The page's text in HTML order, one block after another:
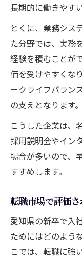
長期的に働きやす
とくに、業務シス
た分野では、実務
経験を積むことが
価を受けやすくな
ークライフバラン
の支えとなります。
こうした企業は、
採用説明会やイン
場合が多いので、
すすめします。
転職市場で評価
愛知県の新卒で入
ためにはどのよう
こでは、転職に強